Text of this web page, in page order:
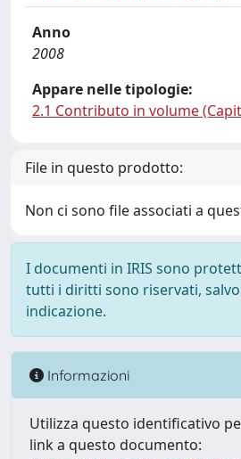
Anno
2008
Appare nelle tipologie:
2.1 Contributo in volume
File in questo prodotto:
Non ci sono file associati a
I documenti in IRIS sono
tutti i diritti sono riservati,
indicazione.
Informazioni
Utilizza questo identificativo
link a questo documento: